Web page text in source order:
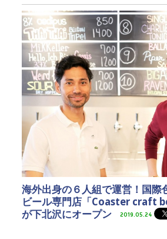
海外出身の６人組で運営！国際
ビール専門店「Coaster craft
が下北沢にオープン
2019.05.24